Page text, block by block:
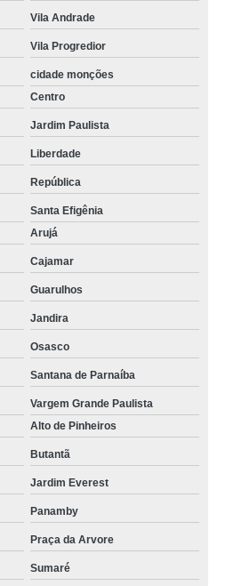
Vila Andrade
Vila Progredior
cidade monções
Centro
Jardim Paulista
Liberdade
República
Santa Efigênia
Arujá
Cajamar
Guarulhos
Jandira
Osasco
Santana de Parnaíba
Vargem Grande Paulista
Alto de Pinheiros
Butantã
Jardim Everest
Panamby
Praça da Arvore
Sumaré